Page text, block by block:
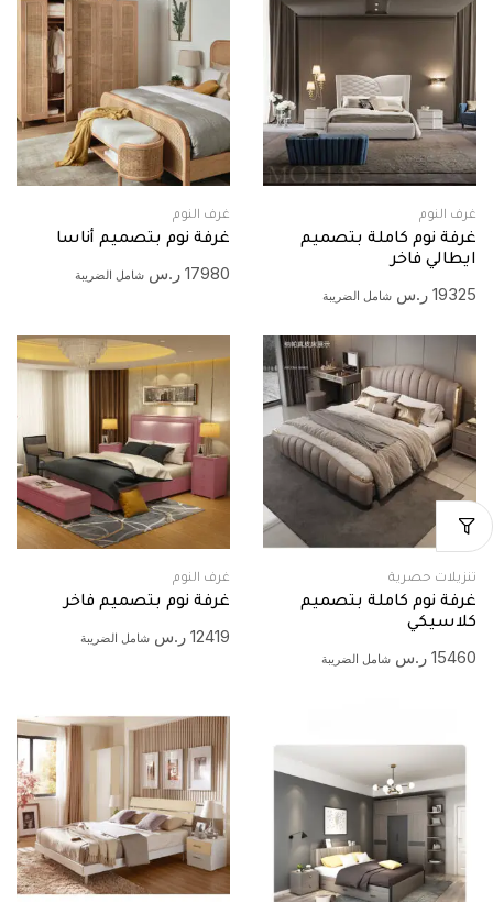
غرف النوم
غرفة نوم كاملة بتصميم
ايطالي فاخر
19325 ر.س شامل الضريبة
غرف النوم
غرفة نوم بتصميم أناسا
17980 ر.س شامل الضريبة
تنزيلات حصرية
غرفة نوم كاملة بتصميم
كلاسيكي
15460 ر.س شامل الضريبة
غرف النوم
غرفة نوم بتصميم فاخر
12419 ر.س شامل الضريبة